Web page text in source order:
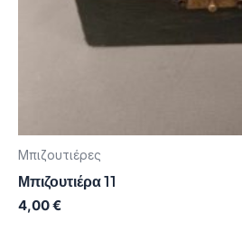
Μπιζουτιέρες
Μπιζουτιέρα 11
4,00€